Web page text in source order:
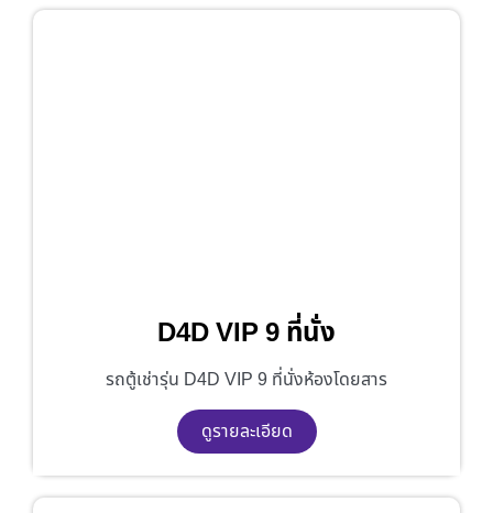
D4D VIP 9 ที่นั่ง
รถตู้เช่ารุ่น D4D VIP 9 ที่นั่งห้องโดยสาร
ดูรายละเอียด